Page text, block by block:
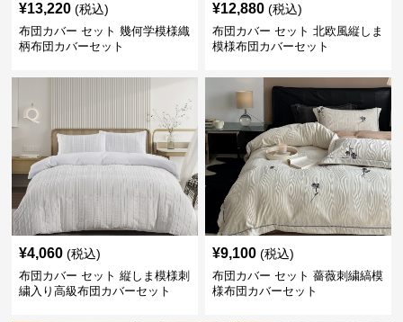
¥13,220 (税込)
布団カバー セット 幾何学模様織
柄布団カバーセット
¥12,880 (税込)
布団カバー セット 北欧風縦しま
模様布団カバーセット
¥4,060 (税込)
布団カバー セット 縦しま模様刺
繍入り高級布団カバーセット
¥9,100 (税込)
布団カバー セット 薔薇刺繍縞模
様布団カバーセット